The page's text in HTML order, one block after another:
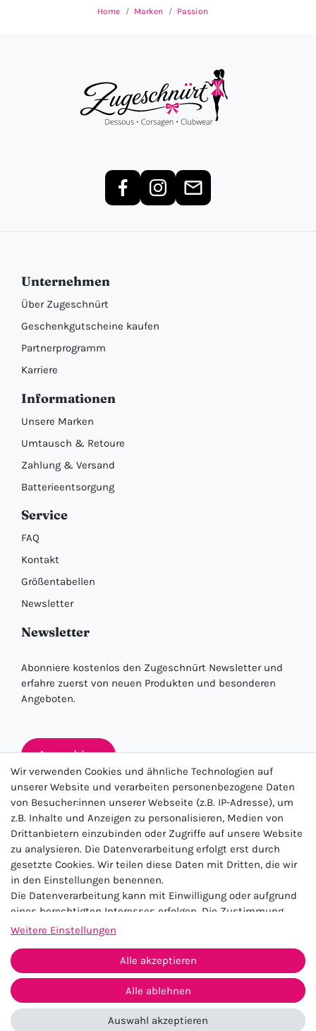
Home Marken Passion
Unternehmen
Über Zugeschnürt
Geschenkgutscheine kaufen
Partnerprogramm
Karriere
Informationen
Unsere Marken
Umtausch & Retoure
Zahlung & Versand
Batterieentsorgung
Service
FAQ
Kontakt
Größentabellen
Newsletter
Newsletter
Abonniere kostenlos den Zugeschnürt Newsletter und
erfahre zuerst von neuen Produkten und besonderen
Angeboten.
Anmelden
★★★★★
4.5 / 5.0 (23.143)
Impressum Daten­schutz­erklärung
AGB
Widerrufs­recht
Kontakt
Vertrag widerrufen
Wir verwenden Cookies und ähnliche Technologien auf
unserer Website und verarbeiten personenbezogene Daten
von Besucher:innen unserer Webseite (z.B. IP-Adresse), um
z.B. Inhalte und Anzeigen zu personalisieren, Medien von
Drittanbietern einzubinden oder Zugriffe auf unsere Website
zu analysieren. Die Datenverarbeitung erfolgt erst durch
gesetzte Cookies. Wir teilen diese Daten mit Dritten, die wir
in den Einstellungen benennen.
Die Datenverarbeitung kann mit Einwilligung oder aufgrund
eines berechtigten Interesses erfolgen. Die Zustimmung
kann erteilt oder abgelehnt werden. Es besteht das Recht,
Zeitpunkt zu ändern oder zu widerrufen. Beachten Sie unser
Impressumund weitere Hinweise zur Verwendung
personenbezogener Daten in unserer
Weitere Einstellungen
Alle akzeptieren
Alle ablehnen
Auswahl akzeptieren